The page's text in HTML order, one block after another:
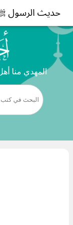
حديث الرسول
المهدي منا